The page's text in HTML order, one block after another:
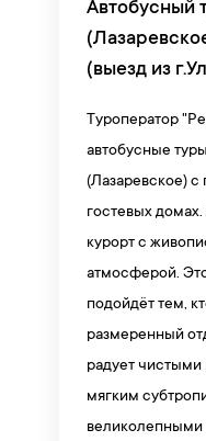
Автобусный
(выезд из
Туроператор
автобусные
(Лазаревское)
гостевых
курорт с
атмосферой.
подойдёт тем,
размеренный
радует
мягким
великолепными